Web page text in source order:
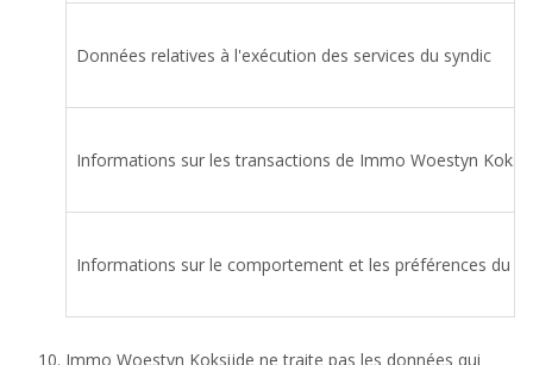
Données relatives à l'exécution des services du syndic
Informations sur les transactions de Immo Woestyn
Informations sur le comportement et les préférences du
Immo Woestyn Koksijde ne traite pas les données qui